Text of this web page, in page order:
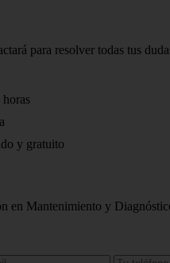
para resolver todas tus
horas
y gratuito
en Mantenimiento y